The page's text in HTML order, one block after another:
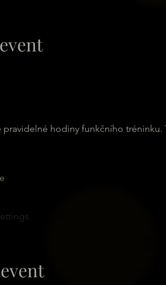
pravidelné hodiny funkčního tréninku.